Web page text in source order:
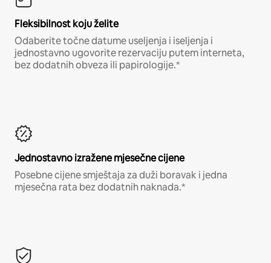
Fleksibilnost koju želite
Odaberite točne datume useljenja i iseljenja i
jednostavno ugovorite rezervaciju putem interneta,
bez dodatnih obveza ili papirologije.*
Jednostavno izražene mjesečne cijene
Posebne cijene smještaja za duži boravak i jedna
mjesečna rata bez dodatnih naknada.*